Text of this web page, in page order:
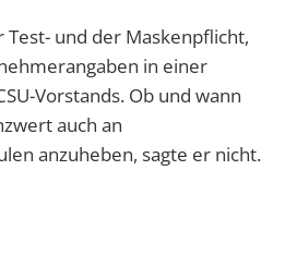
Test- und der Maskenpflicht,
in einer
Vorstands. Ob und wann
auch an
anzuheben, sagte er nicht.